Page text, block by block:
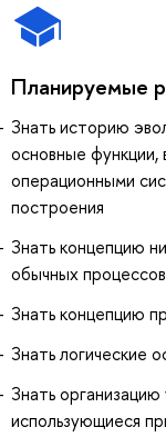
Планируемые
Знать историю
основные
операционными
построения
Знать концепцию
обычных процессов
Знать концепцию
Знать логические
Знать
использующиеся